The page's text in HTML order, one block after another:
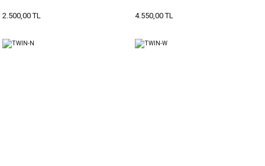
2.500,00 TL 4.550,00 TL